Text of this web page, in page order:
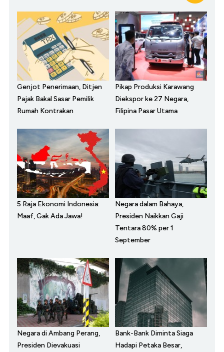
Genjot Penerimaan, Ditjen
Pajak Bakal Sasar Pemilik
Rumah Kontrakan
Pikap Produksi Karawang
Diekspor ke 27 Negara,
Filipina Pasar Utama
5 Raja Ekonomi Indonesia:
Maaf, Gak Ada Jawa!
Negara dalam Bahaya,
Presiden Naikkan Gaji
Tentara 80% per 1
September
Negara di Ambang Perang,
Presiden Dievakuasi
Bank-Bank Diminta Siaga
Hadapi Petaka Besar,